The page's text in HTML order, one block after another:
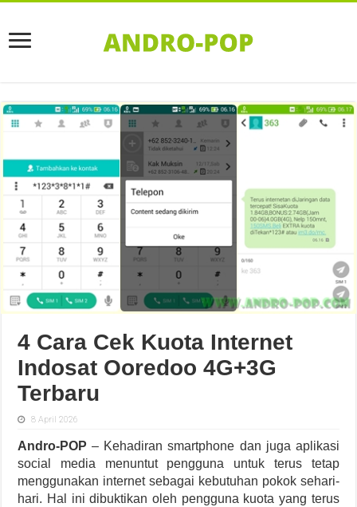
4 Cara Cek Kuota Internet
Indosat Ooredoo 4G+3G
Terbaru
8 April 2026
Andro-POP – Kehadiran smartphone dan juga aplikasi
social media menuntut pengguna untuk terus tetap
menggunakan internet sebagai kebutuhan pokok sehari-
hari. Hal ini dibuktikan oleh pengguna kuota yang terus